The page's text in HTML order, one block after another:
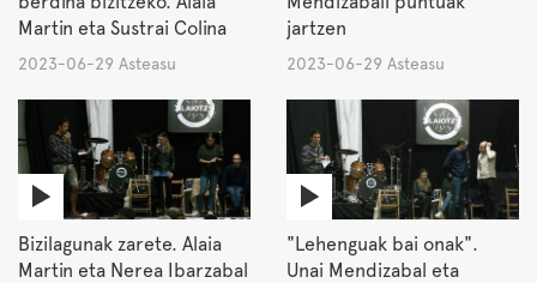
Martin eta Sustrai Colina
2023-06-29 Asteasu
jartzen
2023-06-29 Asteasu
Bizilagunak zarete. Alaia
Martin eta Nerea Ibarzabal
"Lehenguak bai onak".
Unai Mendizabal eta